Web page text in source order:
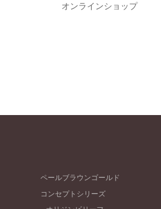
オンラインショップ
ペールブラウンゴールド
コンセプトシリーズ